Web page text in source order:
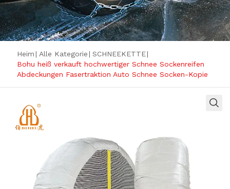
Heim| Alle Kategorie| SCHNEEKETTE|
Bohu heiß verkauft hochwertiger Schnee Sockenreifen
Abdeckungen Fasertraktion Auto Schnee Socken-Kopie